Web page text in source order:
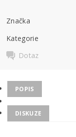
Značka
Kategorie
Dotaz
POPIS
DISKUZE